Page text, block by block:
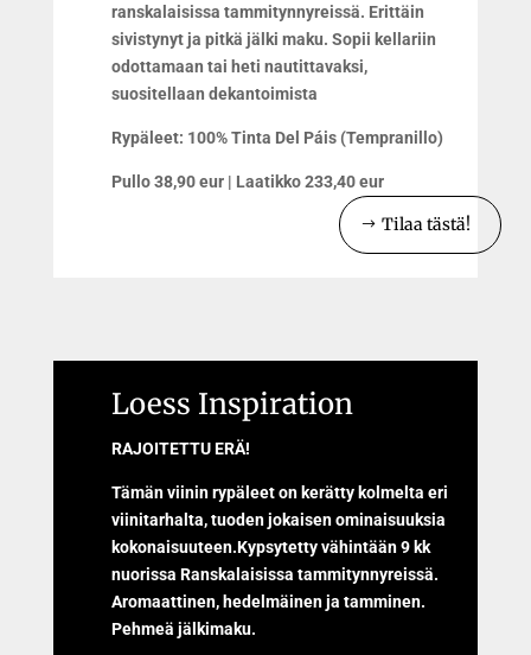
ranskalaisissa tammitynnyreissä. Erittäin
sivistynyt ja pitkä jälki maku. Sopii kellariin
odottamaan tai heti nautittavaksi,
suositellaan dekantoimista
Rypäleet: 100% Tinta Del Páis (Tempranillo)
Pullo 38,90 eur | Laatikko 233,40 eur
Tilaa tästä!
Loess Inspiration
RAJOITETTU ERÄ!
Tämän viinin rypäleet on kerätty kolmelta eri
viinitarhalta, tuoden jokaisen ominaisuuksia
kokonaisuuteen.Kypsytetty vähintään 9 kk
nuorissa Ranskalaisissa tammitynnyreissä.
Aromaattinen, hedelmäinen ja tamminen.
Pehmeä jälkimaku.